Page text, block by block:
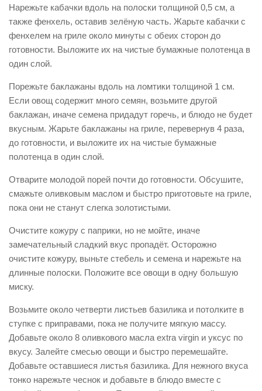
Нарежьте кабачки вдоль на полоски толщиной 0,5 см, а
также фенхель, оставив зелёную часть. Жарьте кабачки с
фенхелем на гриле около минуты с обеих сторон до
готовности. Выложите их на чистые бумажные полотенца в
один слой.
Порежьте баклажаны вдоль на ломтики толщиной 1 см.
Если овощ содержит много семян, возьмите другой
баклажан, иначе семена придадут горечь, и блюдо не будет
вкусным. Жарьте баклажаны на гриле, перевернув 4 раза,
до готовности, и выложите их на чистые бумажные
полотенца в один слой.
Отварите молодой порей почти до готовности. Обсушите,
смажьте оливковым маслом и быстро приготовьте на гриле,
пока они не станут слегка золотистыми.
Очистите кожуру с паприки, но не мойте, иначе
замечательный сладкий вкус пропадёт. Осторожно
очистите кожуру, выньте стебель и семена и нарежьте на
длинные полоски. Положите все овощи в одну большую
миску.
Возьмите около четверти листьев базилика и потолките в
ступке с приправами, пока не получите мягкую массу.
Добавьте около 8 оливкового масла extra virgin и уксус по
вкусу. Залейте смесью овощи и быстро перемешайте.
Добавьте оставшиеся листья базилика. Для нежного вкуса
тонко нарежьте чеснок и добавьте в блюдо вместе с